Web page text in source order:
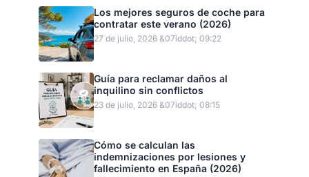
Los mejores seguros de coche para
contratar este verano (2026)
27 de julio, 2026 &07iddot; 09:22
Guía para reclamar daños al
inquilino sin conflictos
23 de julio, 2026 &07iddot; 08:15
Cómo se calculan las
indemnizaciones por lesiones y
fallecimiento en España (2026)